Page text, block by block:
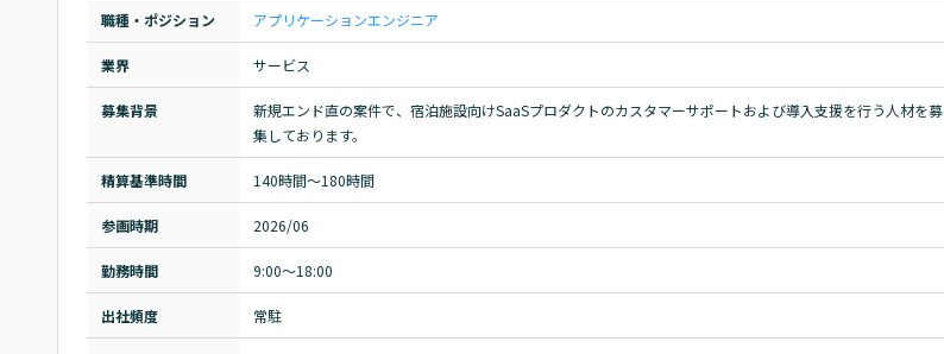
職種・ポジション アプリケーションエンジニア
業界 サービス
募集背景
新規エンド直の案件で、宿泊施設向けSaaSプロダクトのカスタマーサポートおよび導入支援を行う人材を募
集しております。
精算基準時間 140時間〜180時間
参画時期 2026/06
勤務時間 9:00～18:00
出社頻度 常駐